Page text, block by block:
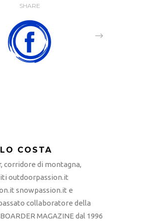
SHARE
COSTA
corridore di montagna,
outdoorpassion.it
snowpassion.it e
collaboratore della
MAGAZINE dal 1996